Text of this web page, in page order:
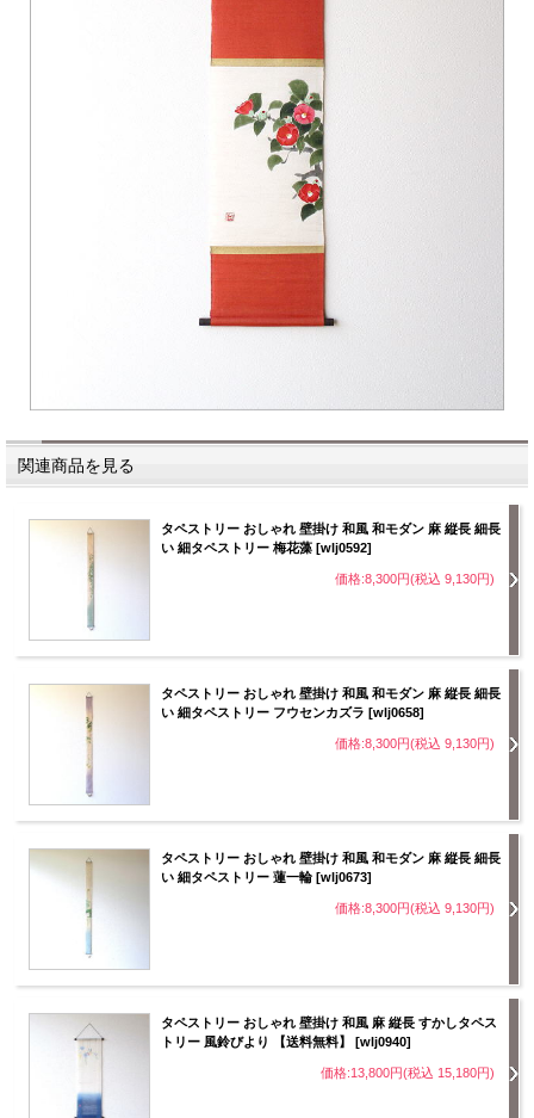
関連商品を見る
タペストリー おしゃれ 壁掛け 和風 和モダン 麻 縦長 細長
い 細タペストリー 梅花藻 [wlj0592]
価格:8,300円(税込 9,130円)
タペストリー おしゃれ 壁掛け 和風 和モダン 麻 縦長 細長
い 細タペストリー フウセンカズラ [wlj0658]
価格:8,300円(税込 9,130円)
タペストリー おしゃれ 壁掛け 和風 和モダン 麻 縦長 細長
い 細タペストリー 蓮一輪 [wlj0673]
価格:8,300円(税込 9,130円)
タペストリー おしゃれ 壁掛け 和風 麻 縦長 すかしタペス
トリー 風鈴びより 【送料無料】 [wlj0940]
価格:13,800円(税込 15,180円)